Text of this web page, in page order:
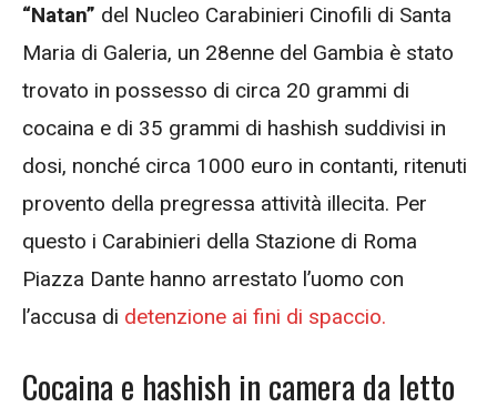
“Natan” del Nucleo Carabinieri Cinofili di Santa
Maria di Galeria, un 28enne del Gambia è stato
trovato in possesso di circa 20 grammi di
cocaina e di 35 grammi di hashish suddivisi in
dosi, nonché circa 1000 euro in contanti, ritenuti
provento della pregressa attività illecita. Per
questo i Carabinieri della Stazione di Roma
Piazza Dante hanno arrestato l’uomo con
l’accusa di detenzione ai fini di spaccio.
Cocaina e hashish in camera da letto